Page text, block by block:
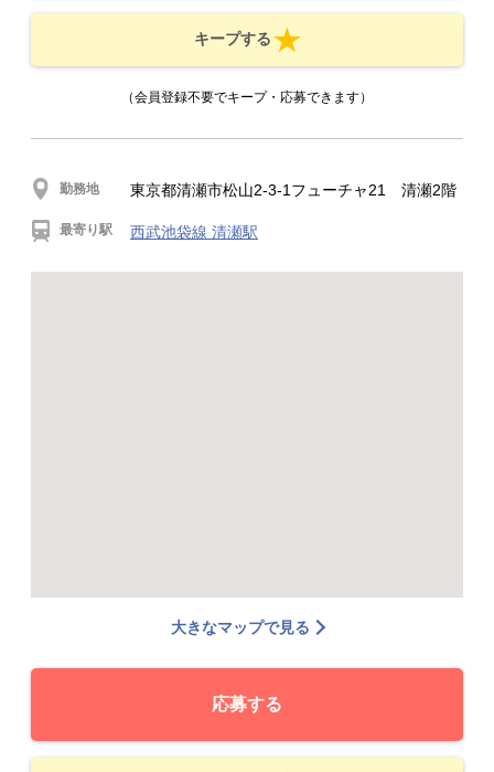
キープする
（会員登録不要でキープ・応募できます）
勤務地 東京都清瀬市松山2-3-1フューチャ21 清瀬2階
最寄り駅 西武池袋線 清瀬駅
大きなマップで見る
応募する